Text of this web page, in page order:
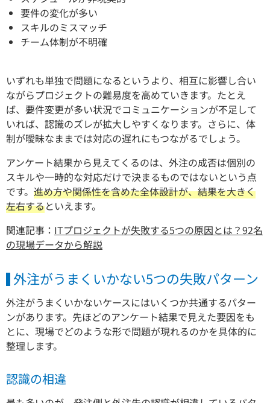
要件の変化が多い
スキルのミスマッチ
チーム体制が不明確
いずれも単独で問題になるというより、相互に影響し合い
ながらプロジェクトの難易度を高めていきます。たとえ
ば、要件変更が多い状況でコミュニケーションが不足して
いれば、認識のズレが拡大しやすくなります。さらに、体
制が曖昧なままでは対応の遅れにもつながるでしょう。
アンケート結果から見えてくるのは、外注の成否は個別の
スキルや一時的な対応だけで決まるものではないという点
です。 進め方や関係性を含めた全体設計が、結果を大きく
左右するといえます。
関連記事： ITプロジェクトが失敗する5つの原因とは？92名
の現場データから解説
外注がうまくいかない5つの失敗パターン
外注がうまくいかないケースにはいくつか共通するパター
ンがあります。先ほどのアンケート結果で見えた要因をも
とに、現場でどのような形で問題が現れるのかを具体的に
整理します。
認識の相違